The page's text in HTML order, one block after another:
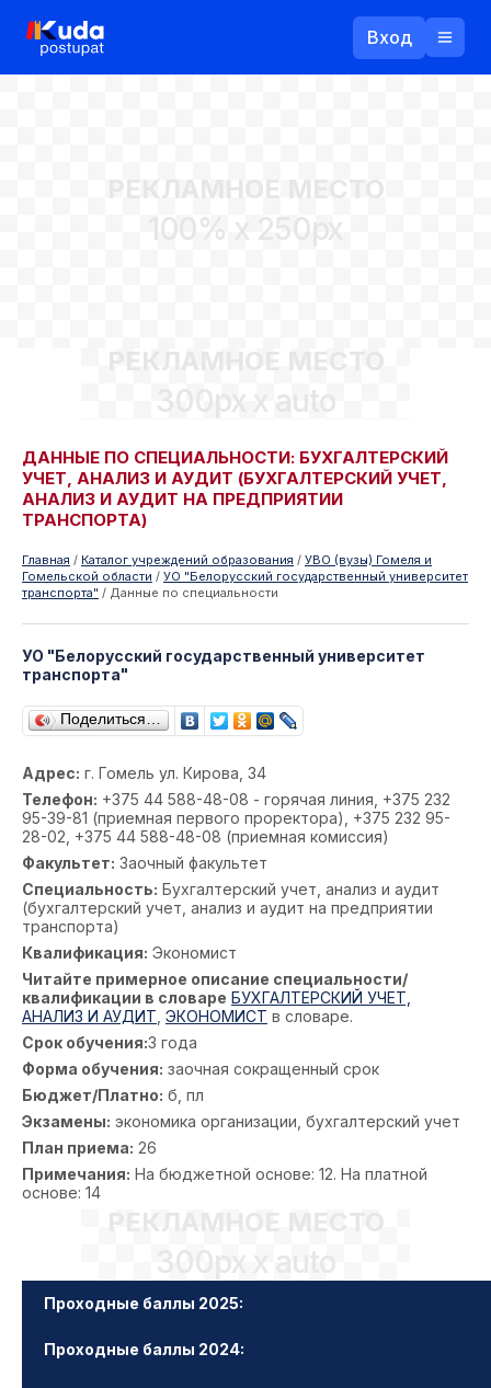
Вход
Забыли пароль?
Войти
РЕКЛАМНОЕ МЕСТО
100% x 250px
РЕКЛАМНОЕ МЕСТО
300px x auto
ДАННЫЕ ПО СПЕЦИАЛЬНОСТИ: БУХГАЛТЕРСКИЙ
УЧЕТ, АНАЛИЗ И АУДИТ (БУХГАЛТЕРСКИЙ УЧЕТ,
АНАЛИЗ И АУДИТ НА ПРЕДПРИЯТИИ
ТРАНСПОРТА)
Главная / Каталог учреждений образования / УВО (вузы) Гомеля и
Гомельской области / УО "Белорусский государственный университет
транспорта" / Данные по специальности
УО "Белорусский государственный университет
транспорта"
Поделиться…
Адрес: г. Гомель ул. Кирова, 34
Телефон: +375 44 588-48-08 - горячая линия, +375 232
95-39-81 (приемная первого проректора), +375 232 95-
28-02, +375 44 588-48-08 (приемная комиссия)
Факультет: Заочный факультет
Специальность: Бухгалтерский учет, анализ и аудит
(бухгалтерский учет, анализ и аудит на предприятии
транспорта)
Квалификация: Экономист
Читайте примерное описание специальности/
квалификации в словаре БУХГАЛТЕРСКИЙ УЧЕТ,
АНАЛИЗ И АУДИТ ЭКОНОМИСТ в словаре.
Срок обучения:3 года
Форма обучения: заочная сокращенный срок
Бюджет/Платно: б, пл
Экзамены: экономика организации, бухгалтерский учет
План приема: 26
Примечания: На бюджетной основе: 12. На платной
основе: 14
РЕКЛАМНОЕ МЕСТО
300px x auto
Проходные баллы 2025:
Проходные баллы 2024: